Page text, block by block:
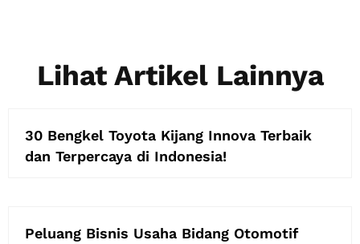
Lihat Artikel Lainnya
30 Bengkel Toyota Kijang Innova Terbaik
dan Terpercaya di Indonesia!
Peluang Bisnis Usaha Bidang Otomotif